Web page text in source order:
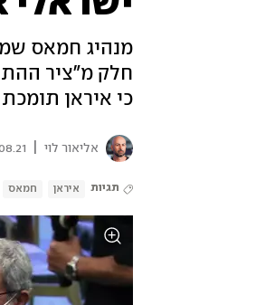
מנהיג חמאס
חלק מ"ציר
כי איראן
אליאור לוי | 17:24
תגיות איראן חמאס